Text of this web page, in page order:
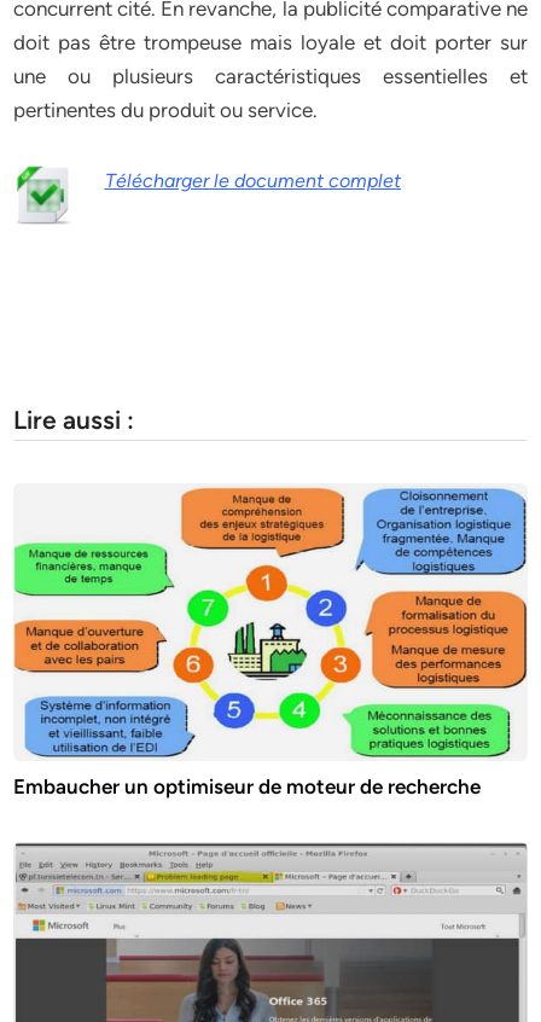
concurrent cité. En revanche, la publicité comparative ne
doit pas être trompeuse mais loyale et doit porter sur
une ou plusieurs caractéristiques essentielles et
pertinentes du produit ou service.
Télécharger le document complet
Lire aussi :
Embaucher un optimiseur de moteur de recherche